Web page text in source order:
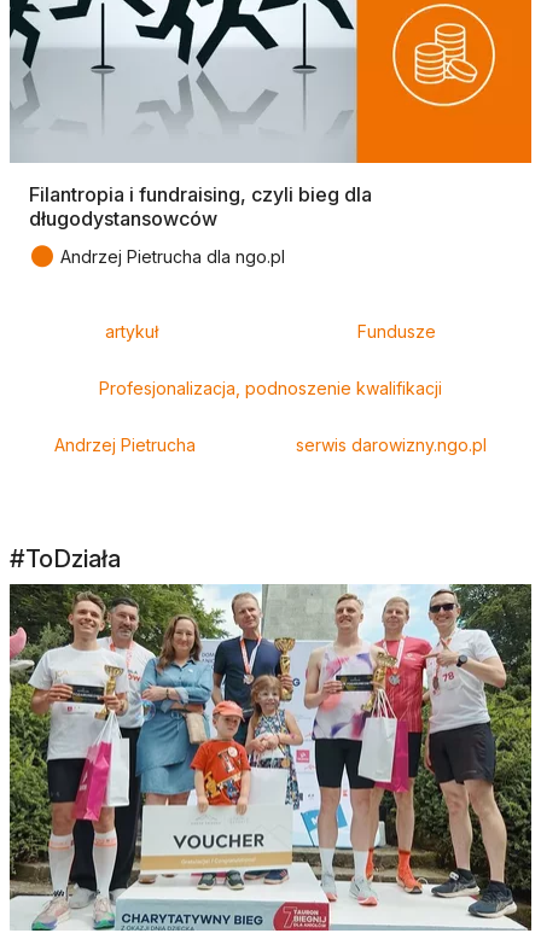
Filantropia i fundraising, czyli bieg dla
długodystansowców
● Andrzej Pietrucha dla ngo.pl
artykuł Fundusze
Profesjonalizacja, podnoszenie kwalifikacji
Andrzej Pietrucha serwis darowizny.ngo.pl
#ToDziała